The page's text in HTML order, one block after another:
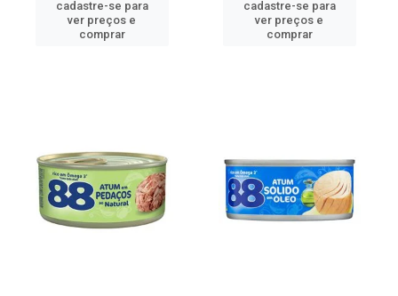
cadastre-se para
ver preços e
comprar
cadastre-se para
ver preços e
comprar